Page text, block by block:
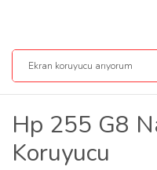
Hp 255 G8
Koruyucu